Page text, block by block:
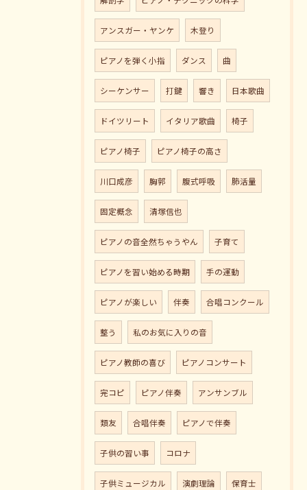
アンスガー・ヤンケ 木登り
ピアノを弾く小指 ダンス 曲
シーケンサー 打鍵 響き 日本歌曲
ドイツリート イタリア歌曲 椅子
ピアノ椅子 ピアノ椅子の高さ
川口成彦 胸郭 腹式呼吸 肺活量
固定概念 清塚信也
ピアノの音全然ちゃうやん 子育て
ピアノを習い始める時期 手の運動
ピアノが楽しい 伴奏 合唱コンクール
整う 私のお気に入りの音
ピアノ教師の喜び ピアノコンサート
完コピ ピアノ伴奏 アンサンブル
類友 合唱伴奏 ピアノで伴奏
子供の習い事 コロナ
子供ミュージカル 演劇理論 保育士